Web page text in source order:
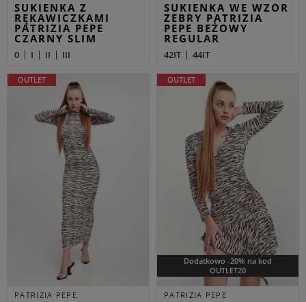
SUKIENKA Z
RĘKAWICZKAMI
PATRIZIA PEPE
CZARNY SLIM
0 I II III
SUKIENKA WE WZÓR
ZEBRY PATRIZIA
PEPE BEŻOWY
REGULAR
42IT 44IT
OUTLET
PATRIZIA PEPE
Dodatkowo -20% na kod
OUTLET20
OUTLET
PATRIZIA PEPE